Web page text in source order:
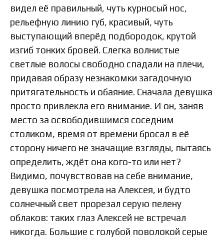
видел её правильный, чуть курносый нос,
рельефную линию губ, красивый, чуть
выступающий вперёд подбородок, крутой
изгиб тонких бровей. Слегка волнистые
светлые волосы свободно спадали на плечи,
придавая образу незнакомки загадочную
притягательность и обаяние. Сначала девушка
просто привлекла его внимание. И он, заняв
место за освободившимся соседним
столиком, время от времени бросал в её
сторону ничего не значащие взгляды, пытаясь
определить, ждёт она кого-то или нет?
Видимо, почувствовав на себе внимание,
девушка посмотрела на Алексея, и будто
солнечный свет прорезал серую пелену
облаков: таких глаз Алексей не встречал
никогда. Большие с голубой поволокой серые